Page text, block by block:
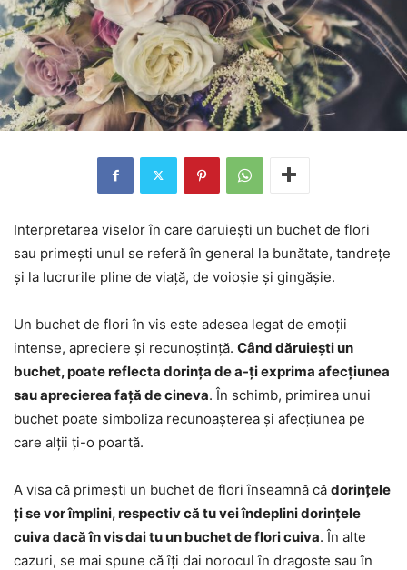
Interpretarea viselor în care daruiești un buchet de flori
sau primești unul se referă în general la bunătate, tandrețe
și la lucrurile pline de viață, de voioșie și gingășie.
Un buchet de flori în vis este adesea legat de emoții
intense, apreciere și recunoștință. Când dăruiești un
buchet, poate reflecta dorința de a-ți exprima afecțiunea
sau aprecierea față de cineva. În schimb, primirea unui
buchet poate simboliza recunoașterea și afecțiunea pe
care alții ți-o poartă.
A visa că primești un buchet de flori înseamnă că dorințele
ți se vor împlini, respectiv că tu vei îndeplini dorințele
cuiva dacă în vis dai tu un buchet de flori cuiva. În alte
cazuri, se mai spune că îți dai norocul în dragoste sau în